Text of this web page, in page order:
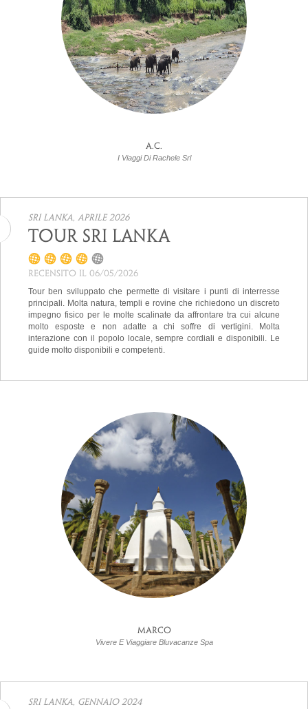
A.C.
I Viaggi Di Rachele Srl
Sri Lanka, aprile 2026
Tour Sri Lanka
Recensito il 06/05/2026
Tour ben sviluppato che permette di visitare i punti di interresse
principali. Molta natura, templi e rovine che richiedono un discreto
impegno fisico per le molte scalinate da affrontare tra cui alcune
molto esposte e non adatte a chi soffre di vertigini. Molta
interazione con il popolo locale, sempre cordiali e disponibili. Le
guide molto disponibili e competenti.
Marco
Vivere E Viaggiare Bluvacanze Spa
Sri Lanka, gennaio 2024